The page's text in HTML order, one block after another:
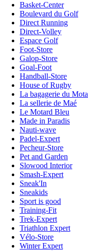
Basket-Center
Boulevard du Golf
Direct Running
Direct-Volley
Espace Golf
Foot-Store
Galop-Store
Goal-Foot
Handball-Store
House of Rugby
La bagagerie du
La sellerie de Maé
Le Motard Bleu
Made in Paradis
Nauti-wave
Padel-Expert
Pecheur-Store
Pet and Garden
Slowood Interior
Smash-Expert
Sneak'In
Sneakids
Sport is good
Training-Fit
Trek-Expert
Triathlon Expert
Vélo-Store
Winter Expert